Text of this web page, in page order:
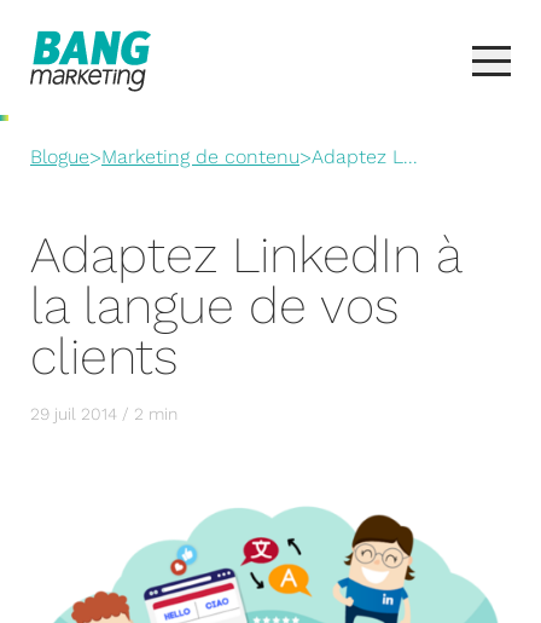
Blogue>Marketing de contenu>Adaptez L...
Adaptez LinkedIn à
la langue de vos
clients
29 juil 2014 / 2 min